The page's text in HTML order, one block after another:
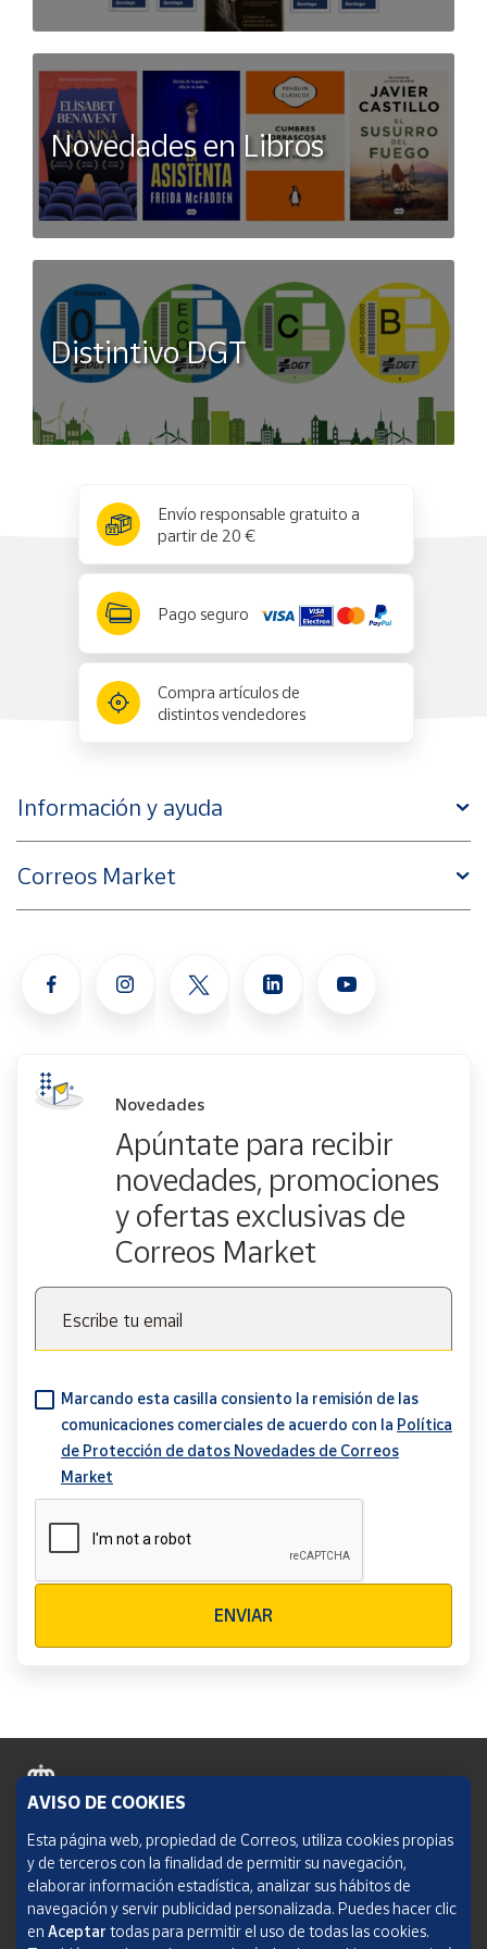
Novedades en Libros
Distintivo DGT
Envío responsable gratuito a
partir de 20 €
Pago seguro
Compra artículos de
distintos vendedores
Información y ayuda
Correos Market
Novedades
Apúntate para recibir
novedades, promociones
y ofertas exclusivas de
Correos Market
Escribe tu email
Marcando esta casilla consiento la remisión de las
comunicaciones comerciales de acuerdo con la Política
de Protección de datos Novedades de Correos
Market
ENVIAR
Política de cookies
Aviso legal
Condiciones del servicio
AVISO DE COOKIES
Esta página web, propiedad de Correos, utiliza cookies propias
y de terceros con la finalidad de permitir su navegación,
elaborar información estadística, analizar sus hábitos de
navegación y servir publicidad personalizada. Puedes hacer clic
en Aceptar todas para permitir el uso de todas las cookies.